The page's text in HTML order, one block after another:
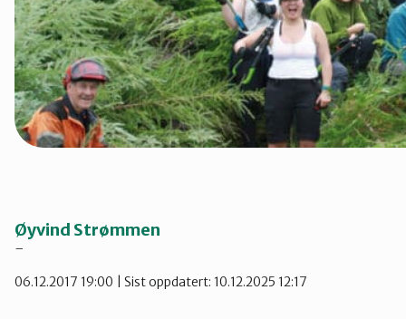
Vaksdal
Voss Naturvernlag
Øyvind Strømmen
–
06.12.2017 19:00 | Sist oppdatert: 10.12.2025 12:17